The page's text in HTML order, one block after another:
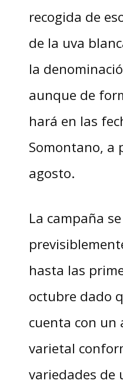
recogida de
de la uva
la
aunque de
hará en las
Somontano, a
agosto.
La campaña
hasta las
octubre dado
cuenta con un
varietal
variedades de